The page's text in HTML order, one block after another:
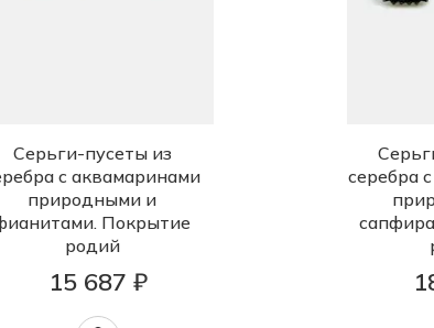
Серьги-пусеты из
с аквамаринами
природными и
Покрытие
родий
15 687 ₽
серебра